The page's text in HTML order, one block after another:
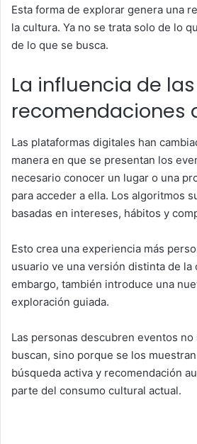
Esta forma de explorar genera una
la cultura. Ya no se trata solo de lo
de lo que se busca.
La influencia de las
recomendaciones
Las plataformas digitales han
manera en que se presentan los
necesario conocer un lugar o una
para acceder a ella. Los algoritmos
basadas en intereses, hábitos y
Esto crea una experiencia más
usuario ve una versión distinta de la
embargo, también introduce una
exploración guiada.
Las personas descubren eventos
buscan, sino porque se los
búsqueda activa y recomendación
parte del consumo cultural actual.